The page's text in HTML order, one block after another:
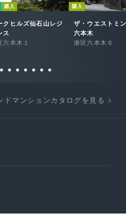
購入
クヒルズ仙石山レジ
ス
六本木１
購入
ザ・ウエストミ
六本木
港区六本木６
ドマンションカタログを見る